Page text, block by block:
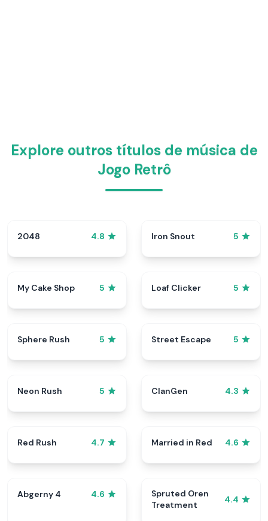
Explore outros títulos de música de
Jogo Retrô
2048 4.8 Iron Snout 5
My Cake Shop 5 Loaf Clicker 5
Sphere Rush 5 Street Escape 5
Neon Rush 5 ClanGen 4.3
Red Rush 4.7 Married in Red 4.6
Abgerny 4 4.6
Spruted Oren
Treatment
4.4